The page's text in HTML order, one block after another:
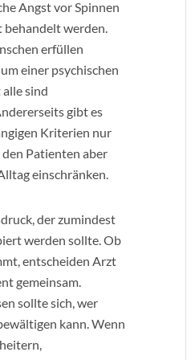
Angst vor Spinnen
behandelt werden.
erfüllen
einer psychischen
sind
gibt es
Kriterien nur
den Patienten aber
einschränken.
der zumindest
werden sollte. Ob
entscheiden Arzt
gemeinsam.
sollte sich, wer
kann. Wenn